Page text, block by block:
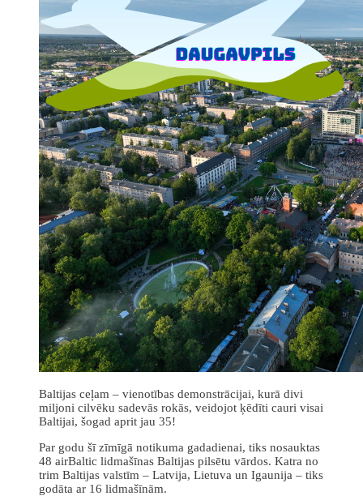
Baltijas ceļam – vienotības demonstrācijai, kurā divi
miljoni cilvēku sadevās rokās, veidojot ķēdīti cauri visai
Baltijai, šogad aprit jau 35!
Par godu šī zīmīgā notikuma gadadienai, tiks nosauktas
48 airBaltic lidmašīnas Baltijas pilsētu vārdos. Katra no
trim Baltijas valstīm – Latvija, Lietuva un Igaunija – tiks
godāta ar 16 lidmašīnām.